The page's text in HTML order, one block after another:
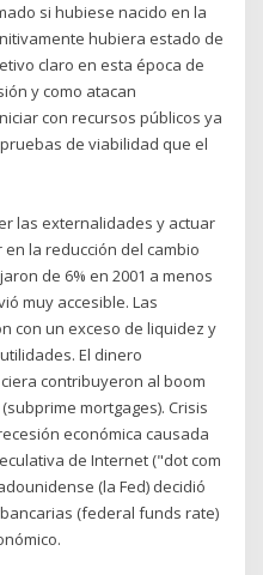
si hubiese nacido en la
hubiera estado de
claro en esta época de
y como atacan
con recursos públicos ya
de viabilidad que el
las externalidades y actuar
la reducción del cambio
de 6% en 2001 a menos
muy accesible. Las
con un exceso de liquidez y
El dinero
contribuyeron al boom
mortgages). Crisis
económica causada
de Internet ("dot com
(la Fed) decidió
(federal funds rate)